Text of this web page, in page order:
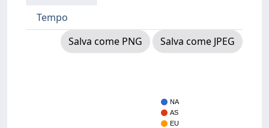
Tempo
Salva come PNG
Salva come JPEG
NA
AS
EU